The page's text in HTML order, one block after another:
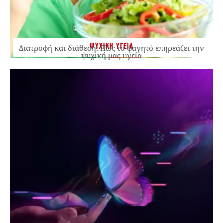
ΨΥΧΙΚΗ ΥΓΕΙΑ
Διατροφή και διάθεση: Πώς το φαγητό επηρεάζει την
ψυχική μας υγεία